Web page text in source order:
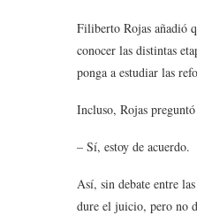
Filiberto Rojas añadió
conocer las distintas
ponga a estudiar las
Incluso, Rojas
– Sí, estoy de acuerdo.
Así, sin debate entre
dure el juicio, pero no